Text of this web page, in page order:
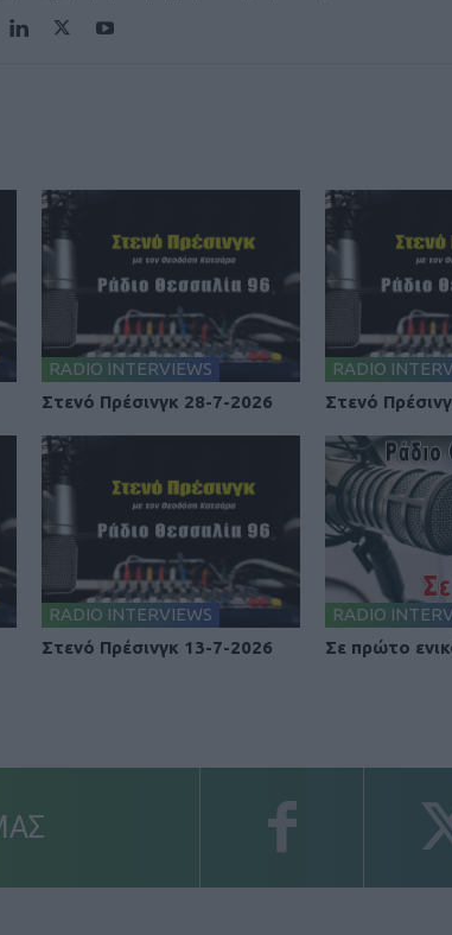
RADIO INTERVIEWS
Στενό Πρέσινγκ 28-7-2026
RADIO
Στενό
RADIO INTERVIEWS
Στενό Πρέσινγκ 13-7-2026
RADIO
Σε πρώτο